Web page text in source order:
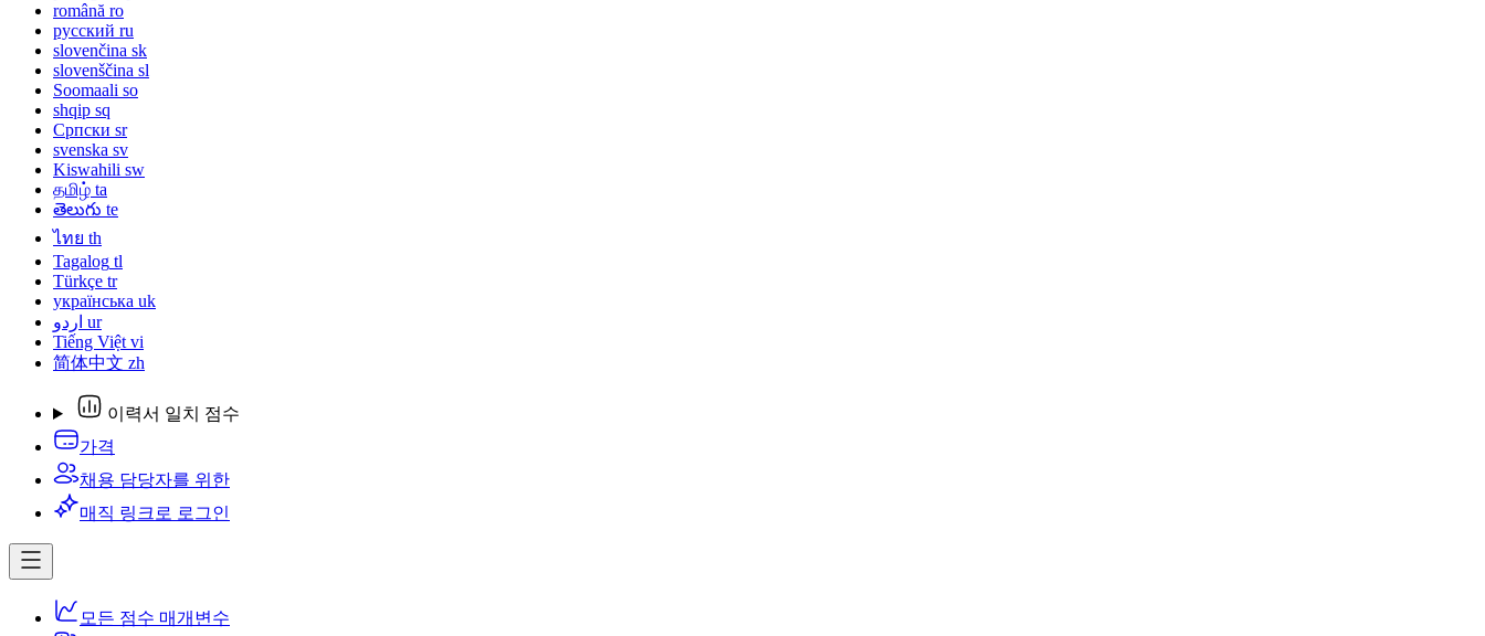
română ro
русский ru
slovenčina sk
slovenščina sl
Soomaali so
shqip sq
Српски sr
svenska sv
Kiswahili sw
தமிழ் ta
తెలుగు te
ไทย th
Tagalog tl
Türkçe tr
українська uk
اردو ur
Tiếng Việt vi
简体中文 zh
이력서 일치 점수
가격
채용 담당자를 위한
매직 링크로 로그인
모든 점수 매개변수